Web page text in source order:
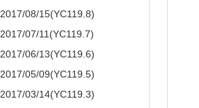
2017/08/15(YC119.8)
2017/07/11(YC119.7)
2017/06/13(YC119.6)
2017/05/09(YC119.5)
2017/03/14(YC119.3)